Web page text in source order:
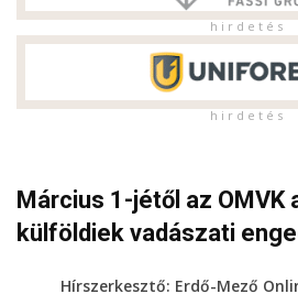
h i r d e t é s
h i r d e t é s
Március 1-jétől az OMVK
külföldiek vadászati
Hírszerkesztő: Erdő-Mező